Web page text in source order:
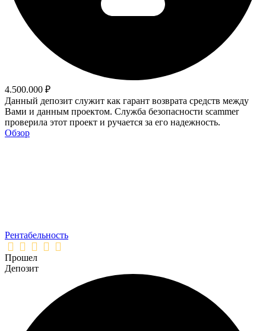
4.500.000 ₽
Данный депозит служит как гарант возврата средств между
Вами и данным проектом. Служба безопасности scammer
проверила этот проект и ручается за его надежность.
Обзор
Рентабельность
Прошел
Депозит